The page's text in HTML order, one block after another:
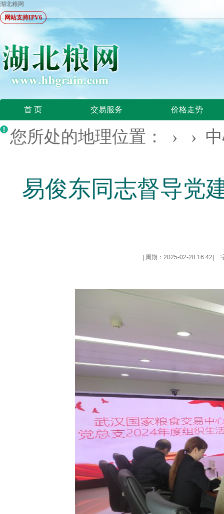
湖北粮网
网站支持IPV6
首 页 交易服务 价格走势
您所处的地理位置： › ›
易俊东同志督导党
周期：2025-02-28 16:42